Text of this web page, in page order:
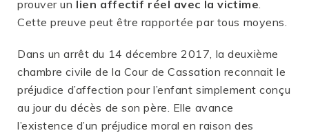
prouver un lien affectif réel avec la victime.
Cette preuve peut être rapportée par tous moyens.
Dans un arrêt du 14 décembre 2017, la deuxième
chambre civile de la Cour de Cassation reconnait le
préjudice d’affection pour l’enfant simplement conçu
au jour du décès de son père. Elle avance
l’existence d’un préjudice moral en raison des